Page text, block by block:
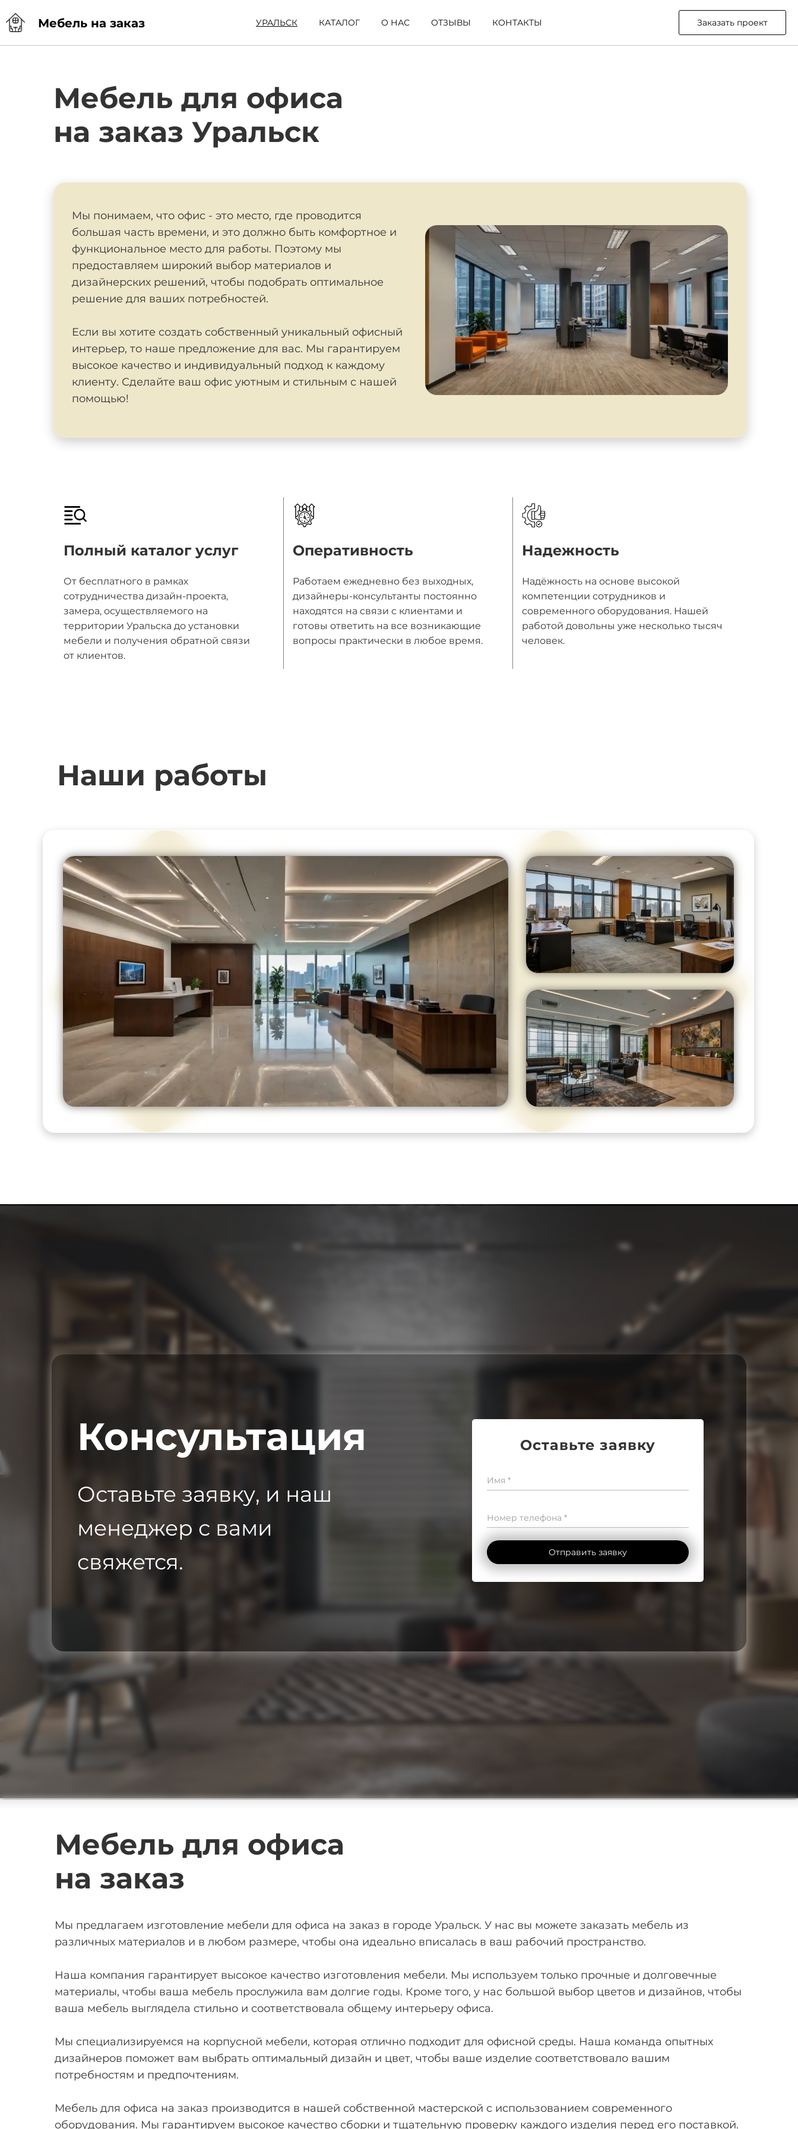
Мебель на заказ УРАЛЬСК КАТАЛОГ О НАС ОТЗЫВЫ КОНТАКТЫ Заказать проект
Мебель для офиса
на заказ Уральск
Мы понимаем, что офис - это место, где проводится
большая часть времени, и это должно быть комфортное и
функциональное место для работы. Поэтому мы
предоставляем широкий выбор материалов и
дизайнерских решений, чтобы подобрать оптимальное
решение для ваших потребностей.
Если вы хотите создать собственный уникальный офисный
интерьер, то наше предложение для вас. Мы гарантируем
высокое качество и индивидуальный подход к каждому
клиенту. Сделайте ваш офис уютным и стильным с нашей
помощью!
Полный каталог услуг
От бесплатного в рамках
сотрудничества дизайн-проекта,
замера, осуществляемого на
территории Уральска до установки
мебели и получения обратной связи
от клиентов.
Оперативность
Работаем ежедневно без выходных,
дизайнеры-консультанты постоянно
находятся на связи с клиентами и
готовы ответить на все возникающие
вопросы практически в любое время.
Надежность
Надёжность на основе высокой
компетенции сотрудников и
современного оборудования. Нашей
работой довольны уже несколько тысяч
человек.
Наши работы
Консультация Оставьте заявку
Имя *
Номер телефона *
Отправить заявку
Оставьте заявку, и наш
менеджер с вами
свяжется.
Мы предлагаем изготовление мебели для офиса на заказ в городе Уральск. У нас вы можете заказать мебель из
различных материалов и в любом размере, чтобы она идеально вписалась в ваш рабочий пространство.
Наша компания гарантирует высокое качество изготовления мебели. Мы используем только прочные и долговечные
материалы, чтобы ваша мебель прослужила вам долгие годы. Кроме того, у нас большой выбор цветов и дизайнов, чтобы
ваша мебель выглядела стильно и соответствовала общему интерьеру офиса.
Мы специализируемся на корпусной мебели, которая отлично подходит для офисной среды. Наша команда опытных
дизайнеров поможет вам выбрать оптимальный дизайн и цвет, чтобы ваше изделие соответствовало вашим
потребностям и предпочтениям.
Мебель для офиса на заказ производится в нашей собственной мастерской с использованием современного
оборудования. Мы гарантируем высокое качество сборки и тщательную проверку каждого изделия перед его поставкой.
Мебель для офиса
на заказ